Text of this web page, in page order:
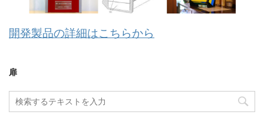
開発製品の詳細はこちらから
扉